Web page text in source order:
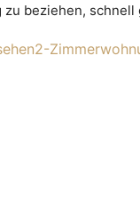
zu beziehen, schnell
2-